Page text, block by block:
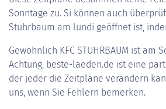
Sonntage zu. Si können auch
Stuhrbaum am lundi geöffnet ist,
Gewöhnlich KFC STUHRBAUM ist am
Achtung, beste-laeden.de ist eine
der jeder die Zeitpläne verändern
uns, wenn Sie Fehlern bemerken.